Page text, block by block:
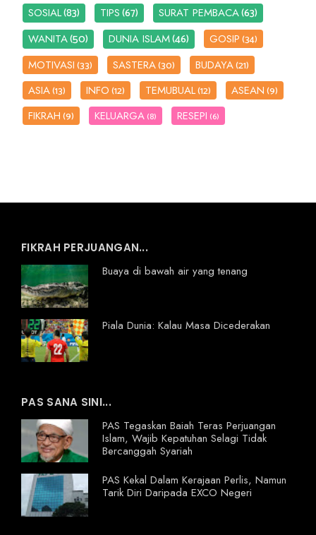
SOSIAL(83) TIPS(67) SURAT PEMBACA(63)
WANITA(50) DUNIA ISLAM(46) GOSIP(34)
MOTIVASI(33) SASTERA(30) BUDAYA(21)
ASIA(13) INFO(12) TEMUBUAL(12) ASEAN(9)
FIKRAH(9) KELUARGA (8) RESEPI (6)
FIKRAH PERJUANGAN...
Buaya di bawah air yang tenang
Piala Dunia: Kalau Masa Dicederakan
PAS SANA SINI...
PAS Tegaskan Baiah Teras Perjuangan
Islam, Wajib Kepatuhan Selagi Tidak
Bercanggah Syariah
PAS Kekal Dalam Kerajaan Perlis, Namun
Tarik Diri Daripada EXCO Negeri